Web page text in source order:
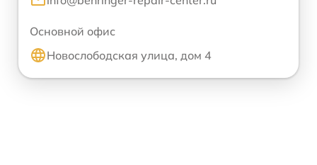
Основной офис
Новослободская улица, дом 4